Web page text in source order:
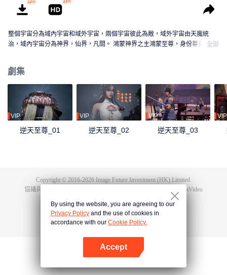
整個宇宙分為域內宇宙和域外宇宙，兩個宇宙彼此為敵，域外宇宙由天魔統
治，域內宇宙分為神界，仙界，凡間。 鴻蒙神界之主鴻蒙至尊，身份尊貴，屬
宙入侵時，鴻蒙至尊被混沌至尊和始源至尊設計聯手殺害，並詛咒其萬世輪
迴。鴻蒙至尊親人手下被殺，家園被奪，理念被改，就連最疼愛的徒兒靈霞天
尊也背叛了他。而且在他萬世輪迴中被世世滅門，直到最後一世轉生到了譚雲
身上。 譚雲是望月鎮小貴族譚家的少爺，但鴻蒙至尊轉生之人需要受到生死刺
激才能覺醒。在婚禮中，譚雲撞見未婚妻與司徒家少爺偷情並被毆打，在將死
之時終於覺醒了鴻蒙至尊的記憶。 原先廢柴的譚雲憑藉著鴻蒙神胎，逆天改
命，擁有了神級的天賦，然後開始修煉前世的功法，快速提升修為。譚雲先是
也收穫了多位風姿卓絕的佳麗。
全部
劇集
VIP
逆天至尊_01
VIP
逆天至尊_02
VIP
逆天至尊_03
VIP
Copyright © 2016-2026Image Future Investment (HK) Limited.
協議與條款
TencentVideo
By using the website, you are agreeing to our
Privacy Policy and the use of cookies in
accordance with our Cookie Policy.
Accept